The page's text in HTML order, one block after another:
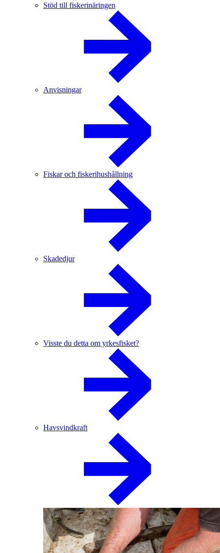
Stöd till fiskerinäringen
Anvisningar
Fiskar och fiskerihushållning
Skadedjur
Visste du detta om yrkesfisket?
Havsvindkraft